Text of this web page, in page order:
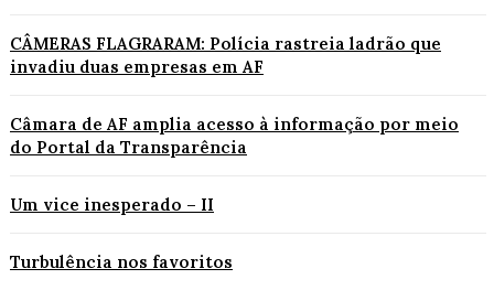
CÂMERAS FLAGRARAM: Polícia rastreia ladrão que
invadiu duas empresas em AF
Câmara de AF amplia acesso à informação por meio
do Portal da Transparência
Um vice inesperado – II
Turbulência nos favoritos